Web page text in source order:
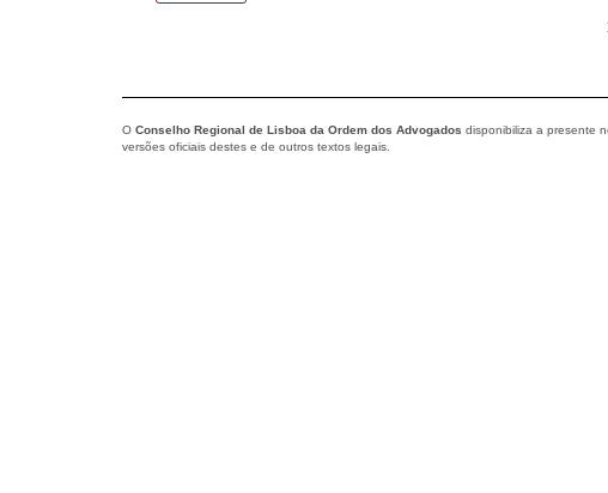
O Conselho Regional de Lisboa da Ordem dos Advogados disponibiliza a presente
versões oficiais destes e de outros textos legais.